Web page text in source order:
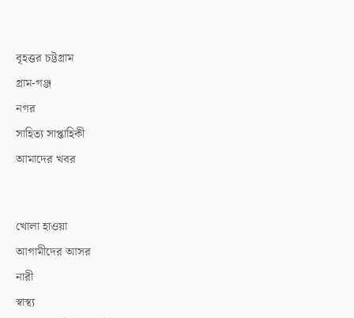
বৃহত্তর চট্টগ্রাম
গ্রাম-গঞ্জ
নগর
সাহিত্য সাপ্তাহিকী
আমাদের খবর
খোলা হাওয়া
আগামীদের আসর
নারী
স্বাস্থ্য